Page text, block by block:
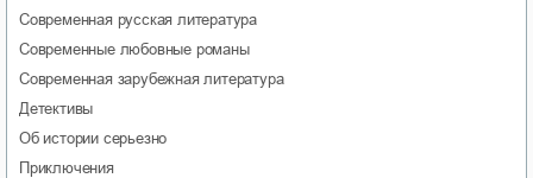
современная русская литература
современные любовные романы
современная зарубежная литература
детективы
об истории серьезно
приключения